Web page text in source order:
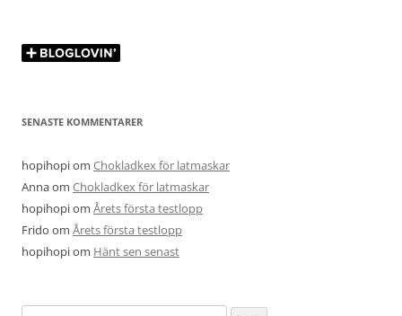
SENASTE KOMMENTARER
hopihopiom Chokladkex för latmaskar
Annaom Chokladkex för latmaskar
hopihopiom Årets första testlopp
Frido om Årets första testlopp
hopihopiom Hänt sen senast